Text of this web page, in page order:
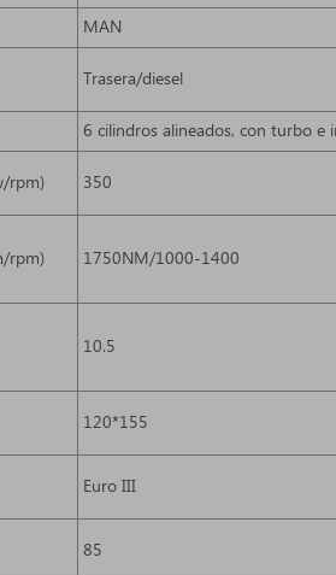
MAN
Trasera/diesel
6 cilindros alineados, con turbo e
rpm) 350
rpm) 1750NM/1000-1400
10.5
120*155
Euro III
85